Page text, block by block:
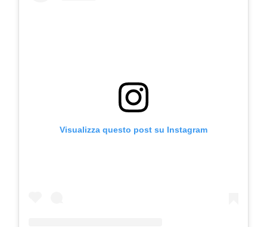
Visualizza questo post su Instagram